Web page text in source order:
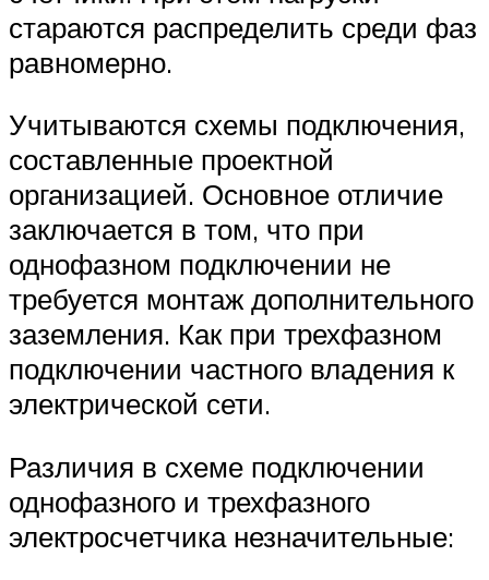
стараются распределить среди фаз
равномерно.
Учитываются схемы подключения,
составленные проектной
организацией. Основное отличие
заключается в том, что при
однофазном подключении не
требуется монтаж дополнительного
заземления. Как при трехфазном
подключении частного владения к
электрической сети.
Различия в схеме подключении
однофазного и трехфазного
электросчетчика незначительные: